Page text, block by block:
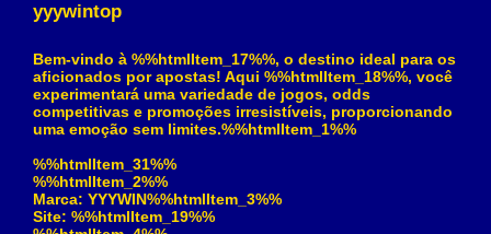
yyywintop
Bem-vindo à %%htmlItem_17%%, o destino ideal para os
aficionados por apostas! Aqui %%htmlItem_18%%, você
experimentará uma variedade de jogos, odds
competitivas e promoções irresistíveis, proporcionando
uma emoção sem limites.%%htmlItem_1%%
%%htmlItem_31%%
%%htmlItem_2%%
Marca: YYYWIN%%htmlItem_3%%
Site: %%htmlItem_19%%